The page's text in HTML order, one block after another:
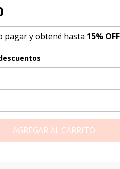
pagar y obtené hasta 15% OFF
AGREGAR AL CARRITO